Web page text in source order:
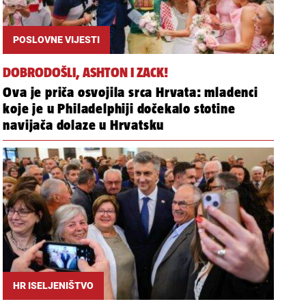
POSLOVNE VIJESTI
DOBRODOŠLI, ASHTON I ZACK!
Ova je priča osvojila srca Hrvata: mladenci
koje je u Philadelphiji dočekalo stotine
navijača dolaze u Hrvatsku
HR ISELJENIŠTVO